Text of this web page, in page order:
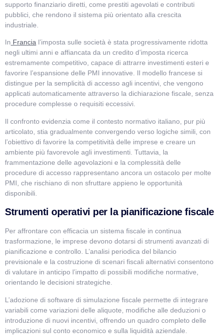
supporto finanziario diretti, come prestiti agevolati e contributi
pubblici, che rendono il sistema più orientato alla crescita
industriale.
In Francia l’imposta sulle società è stata progressivamente ridotta
negli ultimi anni e affiancata da un credito d’imposta ricerca
estremamente competitivo, capace di attrarre investimenti esteri e
favorire l’espansione delle PMI innovative. Il modello francese si
distingue per la semplicità di accesso agli incentivi, che vengono
applicati automaticamente attraverso la dichiarazione fiscale, senza
procedure complesse o requisiti eccessivi.
Il confronto evidenzia come il contesto normativo italiano, pur più
articolato, stia gradualmente convergendo verso logiche simili, con
l’obiettivo di favorire la competitività delle imprese e creare un
ambiente più favorevole agli investimenti. Tuttavia, la
frammentazione delle agevolazioni e la complessità delle
procedure di accesso rappresentano ancora un ostacolo per molte
PMI, che rischiano di non sfruttare appieno le opportunità
disponibili.
Strumenti operativi per la pianificazione fiscale
Per affrontare con efficacia un sistema fiscale in continua
trasformazione, le imprese devono dotarsi di strumenti avanzati di
pianificazione e controllo. L’analisi periodica del bilancio
previsionale e la costruzione di scenari fiscali alternativi consentono
di valutare in anticipo l’impatto di possibili modifiche normative,
orientando le decisioni strategiche.
L’adozione di software di simulazione fiscale permette di integrare
variabili come variazioni delle aliquote, modifiche alle deduzioni o
introduzione di nuovi incentivi, offrendo un quadro completo delle
implicazioni sul conto economico e sulla liquidità aziendale.